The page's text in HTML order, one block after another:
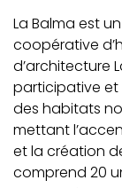
La Balma est
coopérative
d’architecture
participative et
des habitats
mettant
et la création
comprend 20